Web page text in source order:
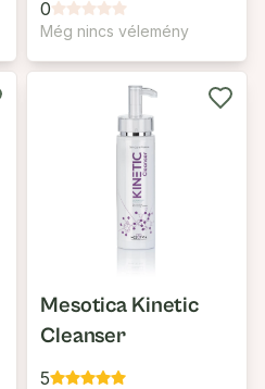
0
Még nincs vélemény
Mesotica Kinetic
Cleanser
5